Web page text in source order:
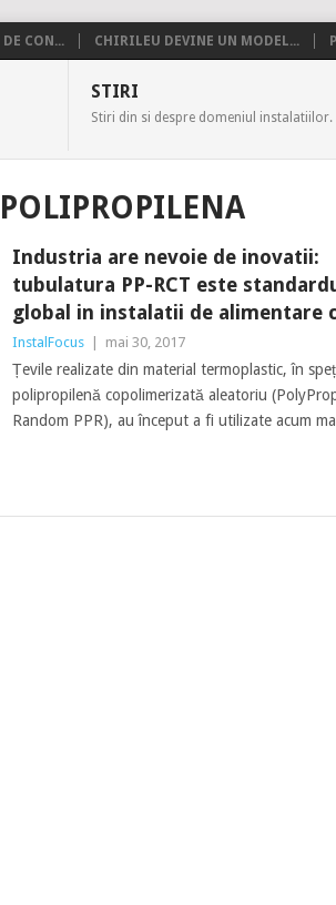
CON... CHIRILEU DEVINE UN MODEL...
STIRI
Stiri din si despre domeniul instalatiilor.
Industria are nevoie de inovatii:
tubulatura PP-RCT este
global in instalatii de alimentare
InstalFocus mai 30, 2017
Țevile realizate din material termoplastic, în
polipropilenă copolimerizată aleatoriu
Random PPR), au început a fi utilizate acum